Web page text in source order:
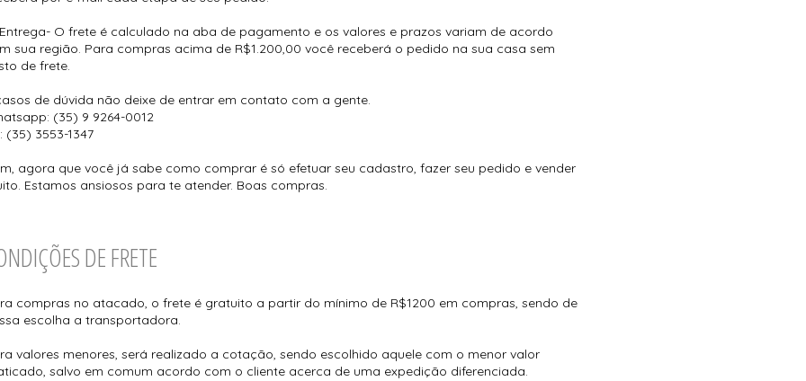
O frete é calculado na aba de pagamento e os valores e prazos variam de acordo
sua região. Para compras acima de R$1.200,00 você receberá o pedido na sua casa sem
de frete.
de dúvida não deixe de entrar em contato com a gente.
(35) 9 9264-0012
(35) 3553-1347
agora que você já sabe como comprar é só efetuar seu cadastro, fazer seu pedido e vender
Estamos ansiosos para te atender. Boas compras.
DE FRETE
compras no atacado, o frete é gratuito a partir do mínimo de R$1200 em compras, sendo de
escolha a transportadora.
valores menores, será realizado a cotação, sendo escolhido aquele com o menor valor
salvo em comum acordo com o cliente acerca de uma expedição diferenciada.